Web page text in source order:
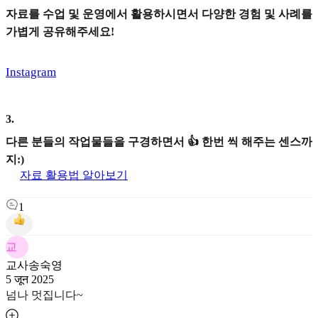
자료를 수업 및 운영에서 활용하시면서 다양한 경험 및 사례를
가볍게 공유해주세요!
Instagram
3.
다른 분들의 작업물들을 구경하면서 👍 한번 씩 해주는 센스까
지:)
자료 활용법 알아보기
1
교
교사송숙영
5 जून 2025
넘나 멋집니다~